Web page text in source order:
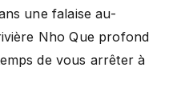
une falaise au-
Nho Que profond
de vous arrêter à